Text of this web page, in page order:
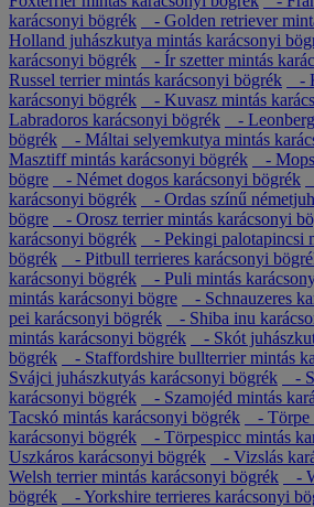
karácsonyi bögrék
- Golden retriever
Holland juhászkutya mintás karácsonyi
karácsonyi bögrék
- Ír szetter mintás
Russel terrier mintás karácsonyi bögrék
-
karácsonyi bögrék
- Kuvasz mintás
Labradoros karácsonyi bögrék
-
bögrék
- Máltai selyemkutya mintás
Masztiff mintás karácsonyi bögrék
-
bögre
- Német dogos karácsonyi bögrék
karácsonyi bögrék
- Ordas színű
bögre
- Orosz terrier mintás karácsonyi
karácsonyi bögrék
- Pekingi palotapincsi
bögrék
- Pitbull terrieres karácsonyi
karácsonyi bögrék
- Puli mintás
mintás karácsonyi bögre
- Schnauzeres
pei karácsonyi bögrék
- Shiba inu
mintás karácsonyi bögrék
- Skót
bögrék
- Staffordshire bullterrier mintás
Svájci juhászkutyás karácsonyi bögrék
-
karácsonyi bögrék
- Szamojéd mintás
Tacskó mintás karácsonyi bögrék
- Törpe
karácsonyi bögrék
- Törpespicc mintás
Uszkáros karácsonyi bögrék
- Vizslás
Welsh terrier mintás karácsonyi bögrék
-
bögrék
- Yorkshire terrieres karácsonyi